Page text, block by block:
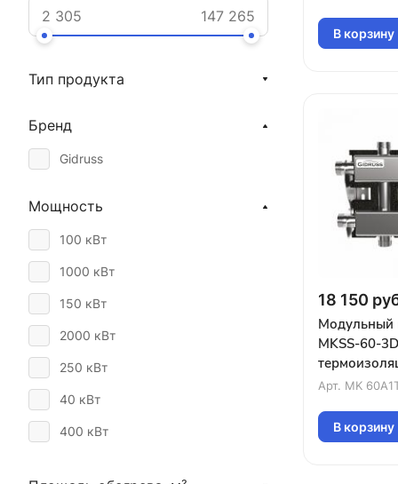
В корзину
18 150
Модульный
MKSS-60-
магистраль
Арт. MK
В корзину
Тип продукта
Бренд
Gidruss
Мощность
100 кВт
1000 кВт
150 кВт
2000 кВт
250 кВт
40 кВт
400 кВт